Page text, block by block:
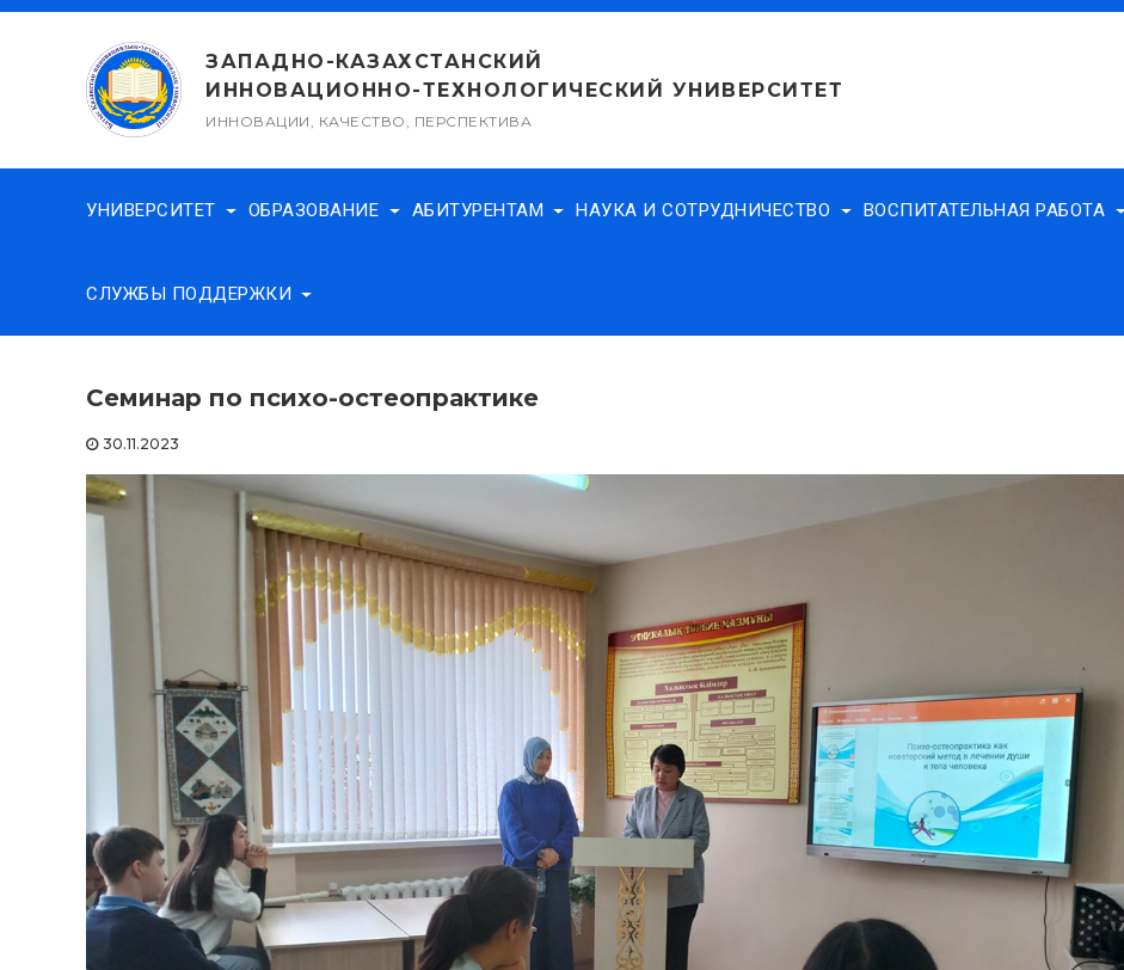
Перейти
содержимому
ЗАПАДНО-КАЗАХСТАНСКИЙ
ИННОВАЦИОННО-ТЕХНОЛОГИЧЕСКИЙ УНИВЕРСИТЕТ
ИННОВАЦИИ, КАЧЕСТВО, ПЕРСПЕКТИВА
УНИВЕРСИТЕТ ОБРАЗОВАНИЕ АБИТУРЕНТАМ НАУКА И СОТРУДНИЧЕСТВО ВОСПИТАТЕЛЬНАЯ РАБОТА
СЛУЖБЫ ПОДДЕРЖКИ
Семинар по психо-остеопрактике
30.11.2023